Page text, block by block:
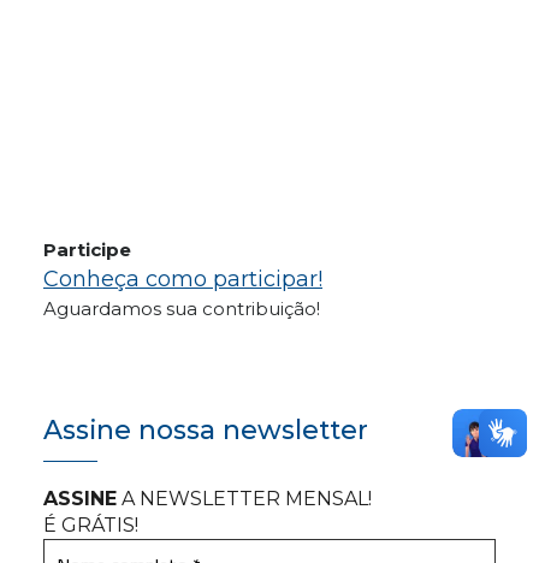
Participe
Conheça como participar!
Aguardamos sua contribuição!
Assine nossa newsletter
ASSINE A NEWSLETTER MENSAL!
É GRÁTIS!